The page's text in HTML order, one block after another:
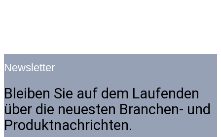
Newsletter
Bleiben Sie auf dem Laufenden
über die neuesten Branchen- und
Produktnachrichten.